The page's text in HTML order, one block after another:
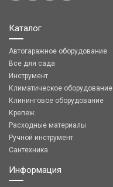
Каталог
Автогаражное оборудование
Все для сада
Инструмент
Климатическое оборудование
Клининговое оборудование
Крепеж
Расходные материалы
Ручной инструмент
Сантехника
Информация